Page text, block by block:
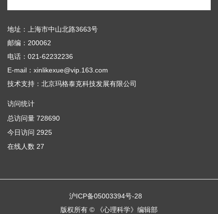
地址：上海市中山北路3663号
邮编：200062
电话：021-62232236
E-mail：xinlikexue@vip.163.com
技术支持： 北京玛格泰克科技发展有限公司
访问统计
总访问量 728690
今日访问 2925
在线人数 27
沪ICP备05003394号-28
版权所有 © 《心理科学》编辑部